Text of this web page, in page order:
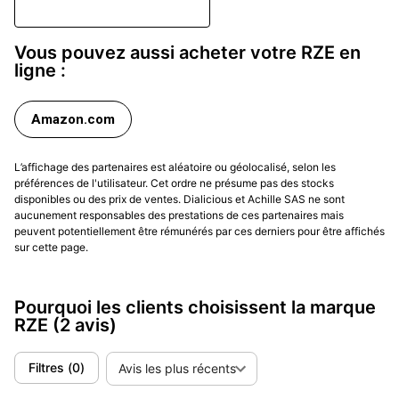
Dès ses débuts, la marque a misé sur l’interaction avec
sa communauté, en recueillant les retours des
premiers clients et en adaptant ses modèles au fil des
éditions.Cette approche participative nourrit une
relation de confiance et de fidélité
volontiers sur l’idée d’aventure, d’exploration et de
résistance aux conditions réelles, plutôt que sur des
artifices marketing. Les propriétaires sont encouragés
à partager leurs expériences et photos en situation,
renforçant l’identité collective de la marque.
Le choix d’un modèle RZE dépendra avant tout de
l’usage envisagé :
Pour un usage quotidien léger, la
Vous pouvez aussi acheter votre RZE en
ligne :
Amazon.com
L’affichage des partenaires est aléatoire ou géolocalisé, selon les
préférences de l'utilisateur. Cet ordre ne présume pas des stocks
disponibles ou des prix de ventes. Dialicious et Achille SAS ne sont
aucunement responsables des prestations de ces partenaires mais
peuvent potentiellement être rémunérés par ces derniers pour être affichés
sur cette page.
Pourquoi les clients choisissent la marque
RZE (2 avis)
Filtres (0) Avis les plus récents